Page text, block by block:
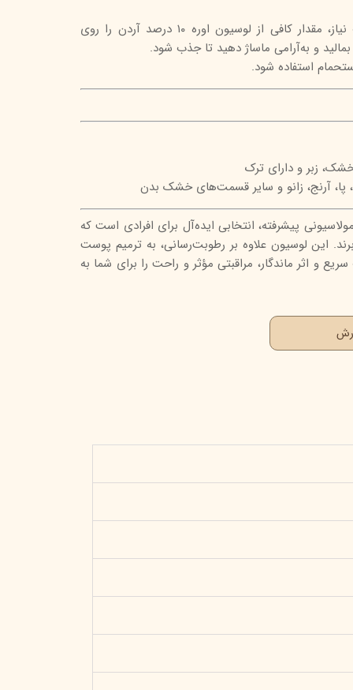
روزی دو بار یا در صورت نیاز، مقدار کافی از لوسیون اوره ۱۰ درصد آردن را روی
و به‌آرامی ماساژ دهید تا جذب شود.
استفاده شود.
زبر و دارای ترک
آرنج، زانو و سایر قسمت‌های خشک بدن
با فرمولاسیونی پیشرفته، انتخابی ایده‌آل برای افرادی است که
این لوسیون علاوه بر رطوبت‌رسانی، به ترمیم پوست
و اثر ماندگار، مراقبتی مؤثر و راحت را برای شما به